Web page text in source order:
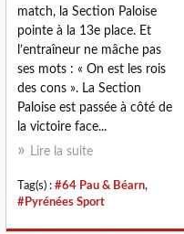
match, la Section Paloise
pointe à la 13e place. Et
l’entraîneur ne mâche pas
ses mots : « On est les rois
des cons ». La Section
Paloise est passée à côté de
la victoire face...
Lire la suite
Tag(s) : #64 Pau & Béarn,
#Pyrénées Sport